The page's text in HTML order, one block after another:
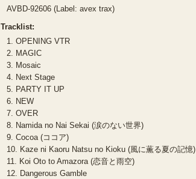
AVBD-92606 (Label: avex trax)
Tracklist:
1. OPENING VTR
2. MAGIC
3. Mosaic
4. Next Stage
5. PARTY IT UP
6. NEW
7. OVER
8. Namida no Nai Sekai (涙のない世界)
9. Cocoa (ココア)
10. Kaze ni Kaoru Natsu no Kioku (風に薫る夏の記憶)
11. Koi Oto to Amazora (恋音と雨空)
12. Dangerous Gamble